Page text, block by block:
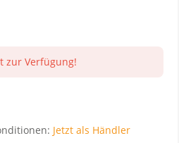
zur Verfügung!
Jetzt als Händler